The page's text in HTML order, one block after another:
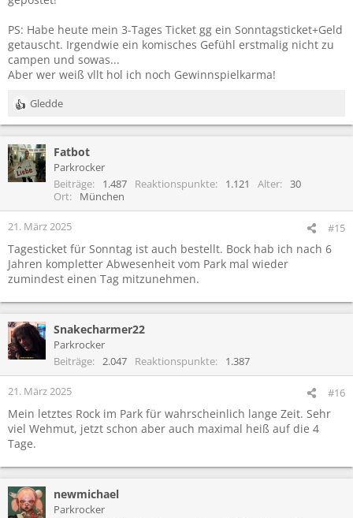
PS: Habe heute mein 3-Tages Ticket gg ein Sonntagsticket+Geld
getauscht. Irgendwie ein komisches Gefühl erstmalig nicht zu
campen und sowas...
Aber wer weiß vllt hol ich noch Gewinnspielkarma!
R
e
k
t
i
n
e
:
Gledde
Fatbot
Parkrocker
Beiträge
1.487 Reaktionspunkte 1.121 Alter
30
Ort
München
21. März 2025 #15
Tagesticket für Sonntag ist auch bestellt. Bock hab ich nach 6
Jahren kompletter Abwesenheit vom Park mal wieder
zumindest einen Tag mitzunehmen.
Snakecharmer22
Parkrocker
Beiträge
2.047 Reaktionspunkte 1.387
21. März 2025 #16
Mein letztes Rock im Park für wahrscheinlich lange Zeit. Sehr
viel Wehmut, jetzt schon aber auch maximal heiß auf die 4
Tage.
newmichael
Parkrocker